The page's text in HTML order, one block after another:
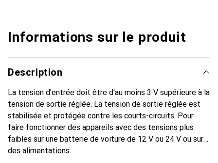
Informations sur le produit
Description
La tension d'entrée doit être d'au moins 3 V supérieure à la
tension de sortie réglée. La tension de sortie réglée est
stabilisée et protégée contre les courts-circuits. Pour
faire fonctionner des appareils avec des tensions plus
faibles sur une batterie de voiture de 12 V ou 24 V ou sur
des alimentations.